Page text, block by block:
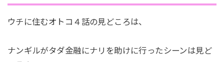
ウチに住むオトコ４話の見どころは、
ナンギルがタダ金融にナリを助けに行ったシーンは見ど